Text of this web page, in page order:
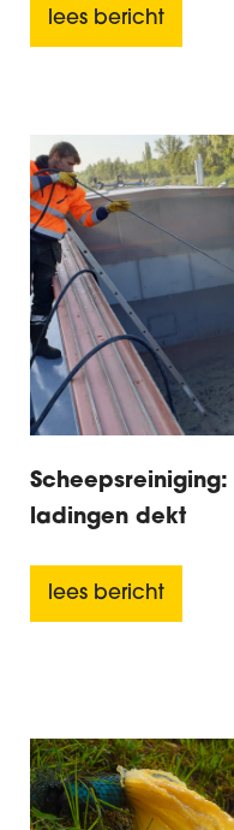
lees bericht
ladingen dekt
lees bericht